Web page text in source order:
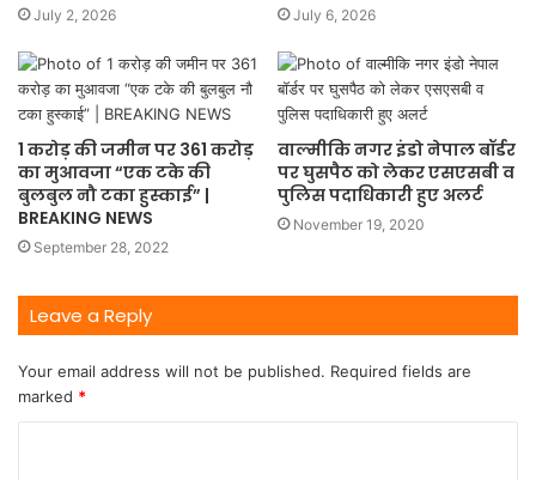
July 2, 2026 July 6, 2026
1 करोड़ की जमीन पर 361 करोड़
का मुआवजा “एक टके की
बुलबुल नौ टका हुस्काई” |
BREAKING NEWS
September 28, 2022
वाल्मीकि नगर इंडो नेपाल बॉर्डर
पर घुसपैठ को लेकर एसएसबी व
पुलिस पदाधिकारी हुए अलर्ट
November 19, 2020
Leave a Reply
Your email address will not be published. Required fields are
marked *